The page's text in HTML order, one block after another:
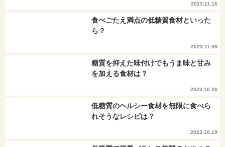
2023.11.16
食べごたえ満点の低糖質食材といった
ら？
2023.11.09
糖質を抑えた味付けでもうま味と甘み
を加える食材は？
2023.10.26
低糖質のヘルシー食材を無限に食べら
れそうなレシピは？
2023.10.19